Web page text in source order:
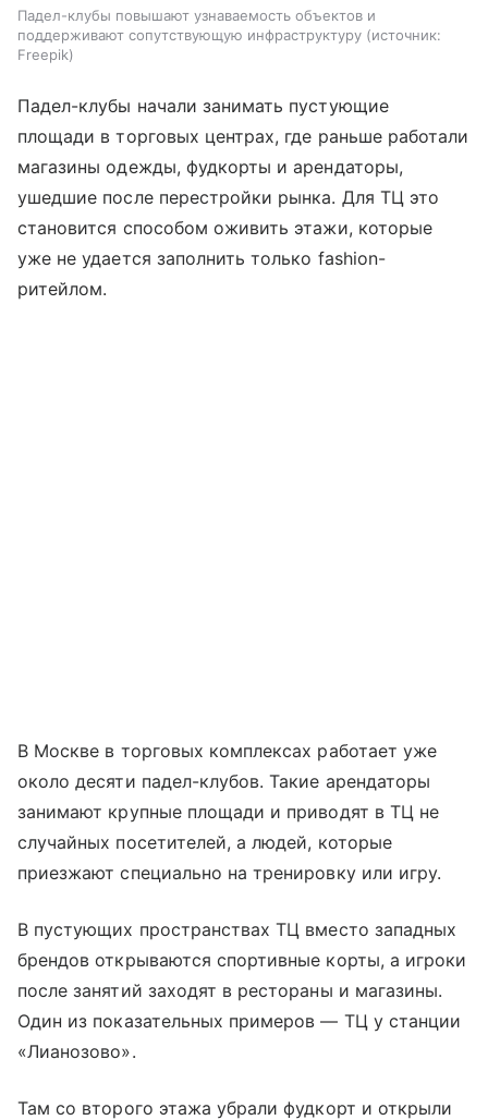
Падел-клубы повышают узнаваемость объектов и
поддерживают сопутствующую инфраструктуру
источник:
Freepik
Падел-клубы начали занимать пустующие
площади в торговых центрах, где раньше работали
магазины одежды, фудкорты и арендаторы,
ушедшие после перестройки рынка. Для ТЦ это
становится способом оживить этажи, которые
уже не удается заполнить только fashion-
ритейлом.
В Москве в торговых комплексах работает уже
около десяти падел-клубов. Такие арендаторы
занимают крупные площади и приводят в ТЦ не
случайных посетителей, а людей, которые
приезжают специально на тренировку или игру.
В пустующих пространствах ТЦ вместо западных
брендов открываются спортивные корты, а игроки
после занятий заходят в рестораны и магазины.
Один из показательных примеров — ТЦ у станции
«Лианозово».
Там со второго этажа убрали фудкорт и открыли